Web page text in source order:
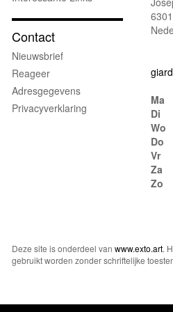
Ma
Di
Wo
Do
Vr
Za
Zo
Contact
Nieuwsbrief
Reageer
Adresgegevens
Privacyverklaring
Deze site is onderdeel van www.exto.art.
gebruikt worden zonder schriftelijke